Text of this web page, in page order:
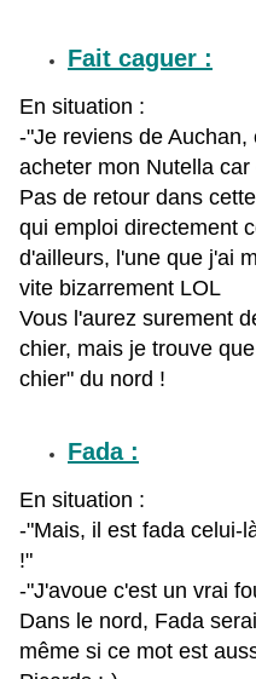
Fait caguer :
En situation :
-"Je reviens de
acheter mon Nutella
Pas de retour dans
qui emploi directement
d'ailleurs, l'une que j'ai
vite bizarrement LOL
Vous l'aurez surement
chier, mais je trouve
chier" du nord !
Fada :
En situation :
-"Mais, il est fada celui-
!"
-"J'avoue c'est un vrai
Dans le nord, Fada
même si ce mot est